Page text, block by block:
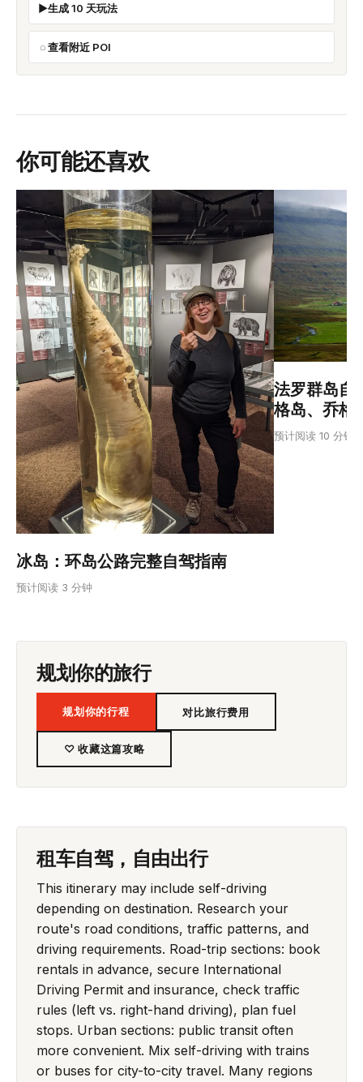
生成 10 天玩法
查看附近 POI
你可能还喜欢
冰岛：环岛公路完整自驾指南
预计阅读 3 分钟
法罗群岛自
格岛、乔格
预计阅读 10 分钟
规划你的旅行
规划你的行程 对比旅行费用
♡ 收藏这篇攻略
租车自驾，自由出行
This itinerary may include self-driving
depending on destination. Research your
route's road conditions, traffic patterns, and
driving requirements. Road-trip sections: book
rentals in advance, secure International
Driving Permit and insurance, check traffic
rules (left vs. right-hand driving), plan fuel
stops. Urban sections: public transit often
more convenient. Mix self-driving with trains
or buses for city-to-city travel. Many regions